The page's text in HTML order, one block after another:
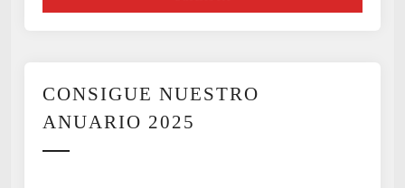
CONSIGUE NUESTRO
ANUARIO 2025